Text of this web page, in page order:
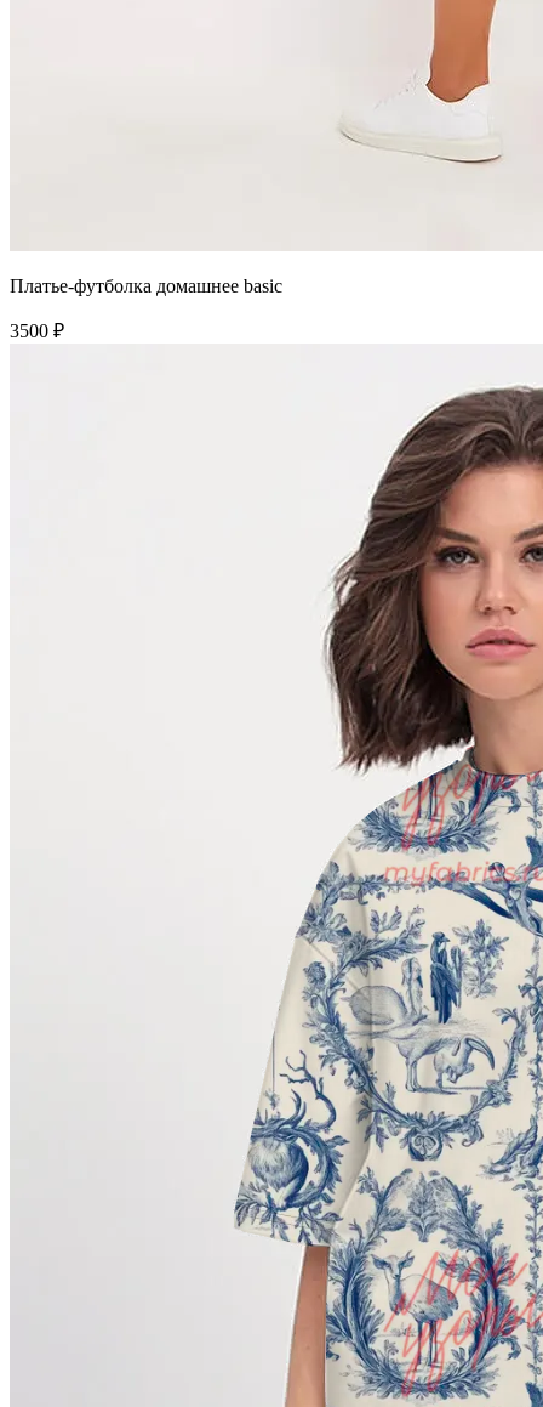
Платье-футболка домашнее basic
3500 ₽